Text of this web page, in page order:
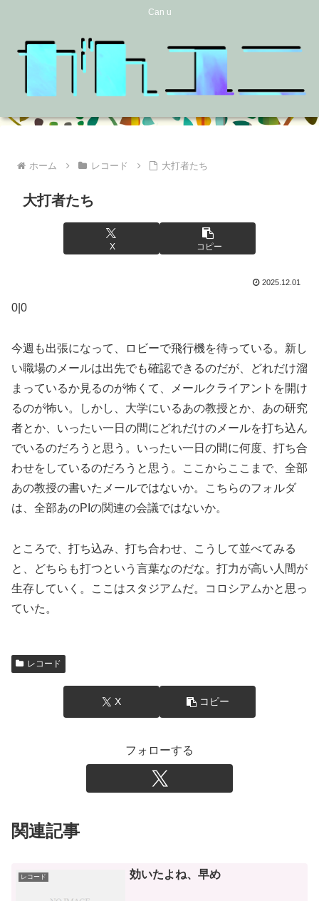
Can u
ホーム レコード 大打者たち
大打者たち
X コピー
2025.12.01
0|0
今週も出張になって、ロビーで飛行機を待っている。新し
い職場のメールは出先でも確認できるのだが、どれだけ溜
まっているか見るのが怖くて、メールクライアントを開け
るのが怖い。しかし、大学にいるあの教授とか、あの研究
者とか、いったい一日の間にどれだけのメールを打ち込ん
でいるのだろうと思う。いったい一日の間に何度、打ち合
わせをしているのだろうと思う。ここからここまで、全部
あの教授の書いたメールではないか。こちらのフォルダ
は、全部あのPIの関連の会議ではないか。
ところで、打ち込み、打ち合わせ、こうして並べてみる
と、どちらも打つという言葉なのだな。打力が高い人間が
生存していく。ここはスタジアムだ。コロシアムかと思っ
ていた。
レコード
X コピー
フォローする
関連記事
レコード 効いたよね、早め